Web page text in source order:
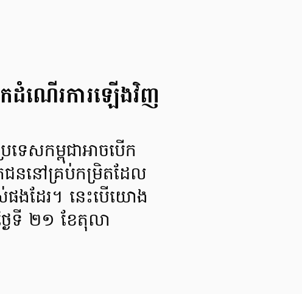
ដំណើរការឡើងវិញ
េសកម្ពុជាអាចបើក
ជននៅគ្រប់កម្រិតដែល
ផងដែរ។ នេះបើយោង
ៃទី ២១ ខែតុលា